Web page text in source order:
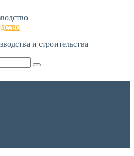
и строительства